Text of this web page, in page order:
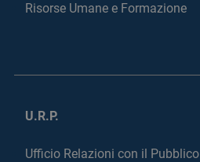
Risorse Umane e Formazione
U.R.P.
Ufficio Relazioni con il Pubblico